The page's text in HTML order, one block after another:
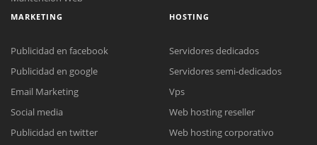
MARKETING
Publicidad en facebook
Publicidad en google
Email Marketing
Social media
Publicidad en twitter
HOSTING
Servidores dedicados
Servidores semi-dedicados
Vps
Web hosting reseller
Web hosting corporativo